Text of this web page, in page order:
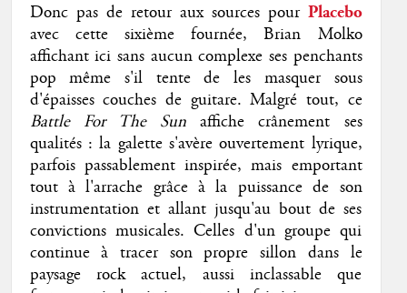
Donc pas de retour aux sources pourPlacebo
avec cette sixième fournée, Brian Molko
affichant ici sans aucun complexe ses penchants
pop même s'il tente de les masquer sous
d'épaisses couches de guitare. Malgré tout, ce
Battle For The Sun affiche crânement ses
qualités : la galette s'avère ouvertement lyrique,
parfois passablement inspirée, mais emportant
tout à l'arrache grâce à la puissance de son
instrumentation et allant jusqu'au bout de ses
convictions musicales. Celles d'un groupe qui
continue à tracer son propre sillon dans le
paysage rock actuel, aussi inclassable que